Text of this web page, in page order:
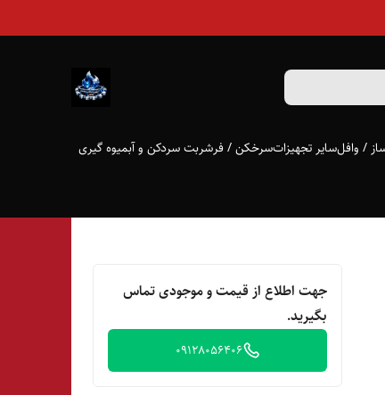
/ وافلسایر تجهیزاتسرخکن / فرشربت سردکن و آبمیوه گیری
جهت اطلاع از قیمت و موجودی تماس
بگیرید.
09128056406